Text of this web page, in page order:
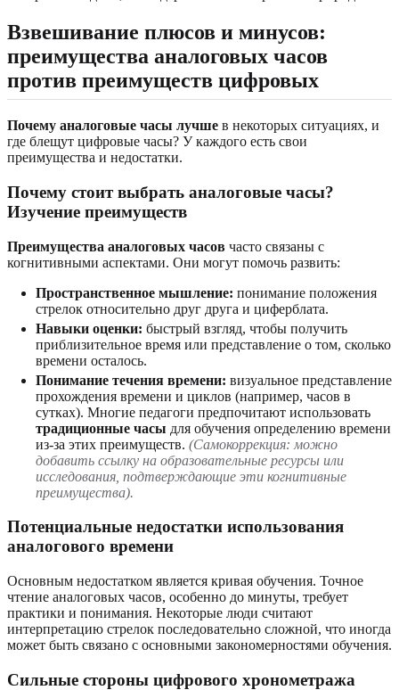
Взвешивание плюсов и минусов:
преимущества аналоговых часов
против преимуществ цифровых
Почему аналоговые часы лучше в некоторых ситуациях, и
где блещут цифровые часы? У каждого есть свои
преимущества и недостатки.
Почему стоит выбрать аналоговые часы?
Изучение преимуществ
Преимущества аналоговых часов часто связаны с
когнитивными аспектами. Они могут помочь развить:
Пространственное мышление: понимание положения
стрелок относительно друг друга и циферблата.
Навыки оценки: быстрый взгляд, чтобы получить
приблизительное время или представление о том, сколько
времени осталось.
Понимание течения времени: визуальное представление
прохождения времени и циклов (например, часов в
сутках). Многие педагоги предпочитают использовать
традиционные часы для обучения определению времени
из-за этих преимуществ. (Самокоррекция: можно
добавить ссылку на образовательные ресурсы или
исследования, подтверждающие эти когнитивные
преимущества).
Потенциальные недостатки использования
аналогового времени
Основным недостатком является кривая обучения. Точное
чтение аналоговых часов, особенно до минуты, требует
практики и понимания. Некоторые люди считают
интерпретацию стрелок последовательно сложной, что иногда
может быть связано с основными закономерностями обучения.
Сильные стороны цифрового хронометража